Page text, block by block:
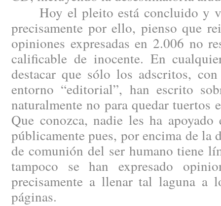
Hoy el pleito está concluido y
precisamente por ello, pienso que
opiniones expresadas en 2.006 no
calificable de inocente. En
destacar que sólo los adscritos,
entorno “editorial”, han escrito
naturalmente no para quedar tuertos
Que conozca, nadie les ha
públicamente pues, por encima de la
de comunión del ser humano tiene
tampoco se han expresado
precisamente a llenar tal laguna a
páginas.